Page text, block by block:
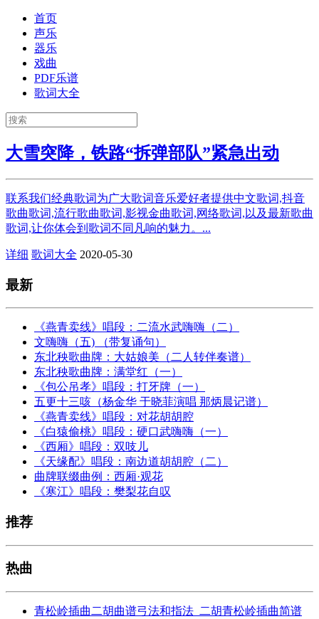
首页
声乐
器乐
戏曲
PDF乐谱
歌词大全
大雪突降，铁路“拆弹部队”紧急出动
联系我们经典歌词为广大歌词音乐爱好者提供中文歌词,抖音
歌曲歌词,流行歌曲歌词,影视金曲歌词,网络歌词,以及最新歌曲
歌词,让你体会到歌词不同凡响的魅力。...
详细 歌词大全 2020-05-30
最新
《燕青卖线》唱段：二流水武嗨嗨（二）
文嗨嗨（五) （带复诵句）
东北秧歌曲牌：大姑娘美（二人转伴奏谱）
东北秧歌曲牌：满堂红（一）
《包公吊孝》唱段：打牙牌（一）
五更十三咳（杨金华 于晓菲演唱 那炳晨记谱）
《燕青卖线》唱段：对花胡胡腔
《白猿偷桃》唱段：硬口武嗨嗨（一）
《西厢》唱段：双吱儿
《天缘配》唱段：南边道胡胡腔（二）
曲牌联缀曲例：西厢·观花
《寒江》唱段：樊梨花自叹
推荐
热曲
青松岭插曲二胡曲谱弓法和指法_二胡青松岭插曲简谱